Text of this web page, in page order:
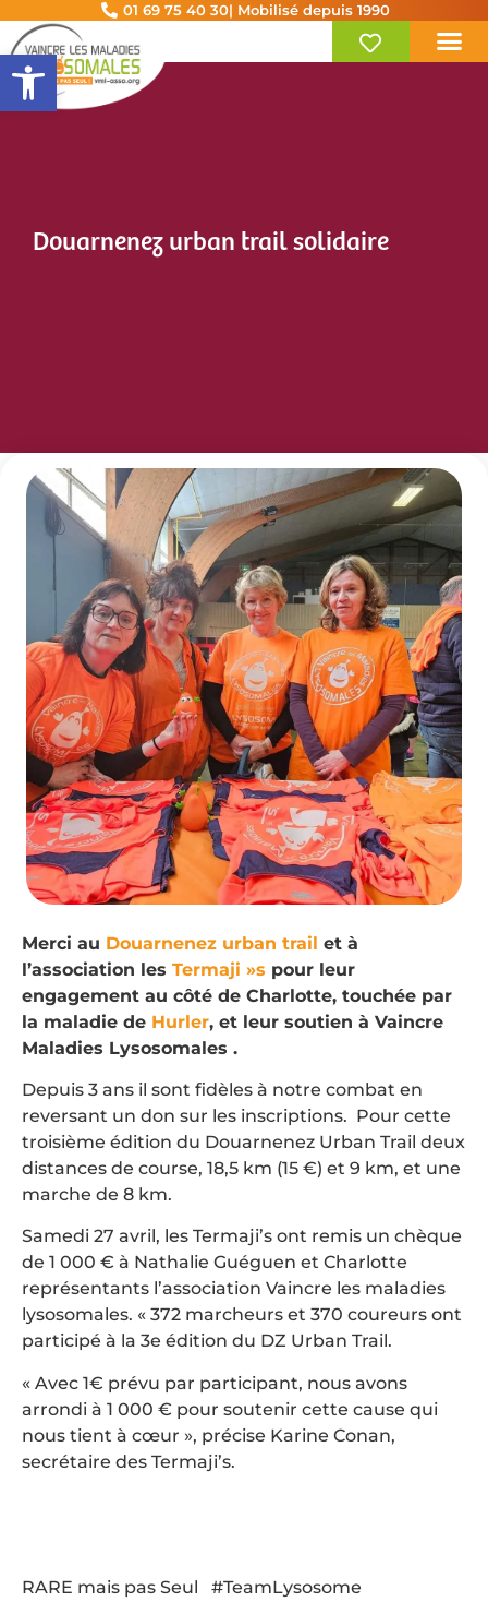
Ouvrir la barre d’outils
01 69 75 40 30| Mobilisé depuis 1990
Douarnenez urban trail solidaire
Merci au Douarnenez urban trail et à
l’association les Termaji »s pour leur
engagement au côté de Charlotte, touchée par
la maladie de Hurler, et leur soutien à Vaincre
Maladies Lysosomales .
Depuis 3 ans il sont fidèles à notre combat en
reversant un don sur les inscriptions. Pour cette
troisième édition du Douarnenez Urban Trail deux
distances de course, 18,5 km (15 €) et 9 km, et une
marche de 8 km.
Samedi 27 avril, les Termaji’s ont remis un chèque
de 1 000 € à Nathalie Guéguen et Charlotte
représentants l’association Vaincre les maladies
lysosomales. « 372 marcheurs et 370 coureurs ont
participé à la 3e édition du DZ Urban Trail.
« Avec 1€ prévu par participant, nous avons
arrondi à 1 000 € pour soutenir cette cause qui
nous tient à cœur », précise Karine Conan,
secrétaire des Termaji’s.
RARE mais pas Seul #TeamLysosome